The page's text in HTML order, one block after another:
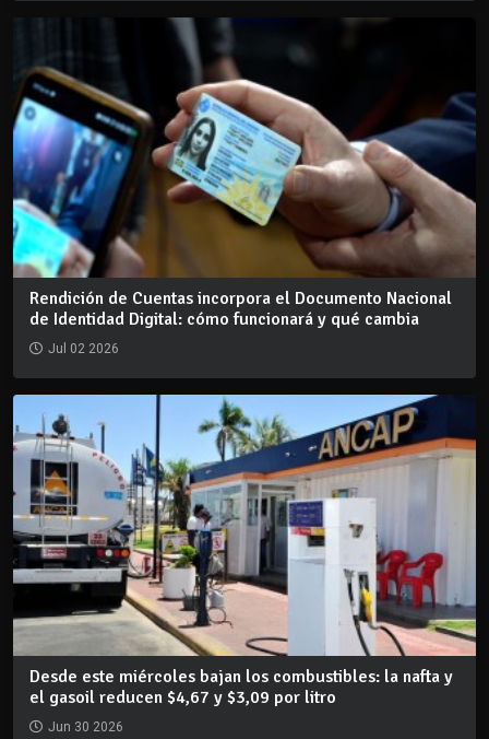
Rendición de Cuentas incorpora el Documento Nacional
de Identidad Digital: cómo funcionará y qué cambia
Jul 02 2026
Desde este miércoles bajan los combustibles: la nafta y
el gasoil reducen $4,67 y $3,09 por litro
Jun 30 2026